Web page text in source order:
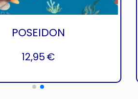
POSEIDON
12,95€